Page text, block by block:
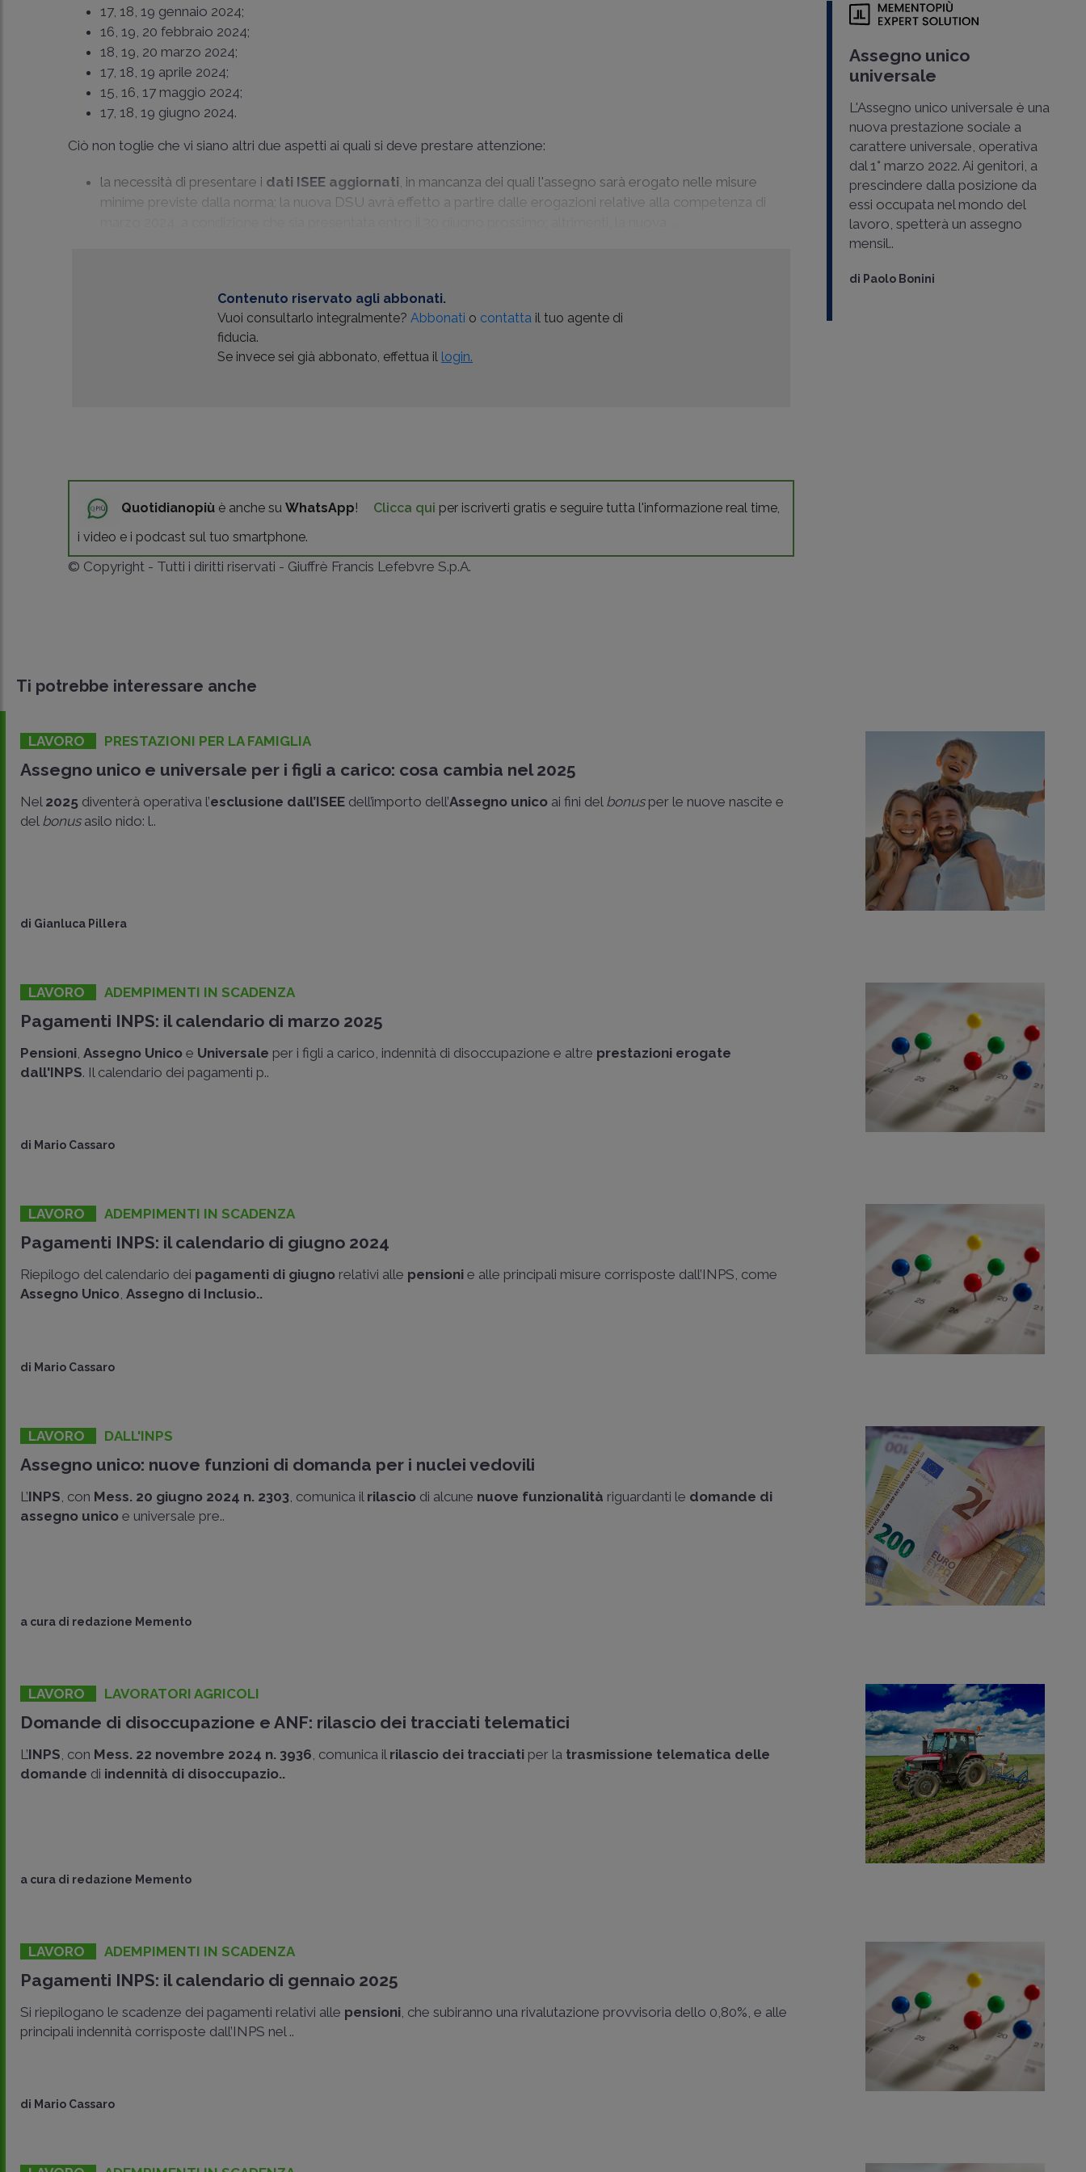
17, 18, 19 gennaio 2024;
16, 19, 20 febbraio 2024;
18, 19, 20 marzo 2024;
17, 18, 19 aprile 2024;
15, 16, 17 maggio 2024;
17, 18, 19 giugno 2024.
Ciò non toglie che vi siano altri due aspetti ai quali si deve prestare attenzione:
la necessità di presentare i dati ISEE aggiornati, in mancanza dei quali l'assegno sarà erogato nelle misure
minime previste dalla norma; la nuova DSU avrà effetto a partire dalle erogazioni relative alla competenza di
Contenuto riservato agli abbonati.
Vuoi consultarlo integralmente?Abbonati o contatta il tuo agente di
fiducia.
Se invece sei già abbonato, effettua il login.
Quotidianopiù è anche suWhatsApp! Clicca qui per iscriverti gratis e seguire tutta l'informazione real time,
i video e i podcast sul tuo smartphone.
© Copyright - Tutti i diritti riservati - Giuffrè Francis Lefebvre S.p.A.
Assegno unico
universale
L'Assegno unico universale è una
nuova prestazione sociale a
carattere universale, operativa
dal 1° marzo 2022. Ai genitori, a
prescindere dalla posizione da
essi occupata nel mondo del
lavoro, spetterà un assegno
mensil..
di Paolo Bonini
Ti potrebbe interessare anche
LAVORO PRESTAZIONI PER LA FAMIGLIA
Assegno unico e universale per i figli a carico: cosa cambia nel 2025
Nel 2025 diventerà operativa l’esclusione dall’ISEE dell’importo dell’Assegno unico ai fini del bonusper le nuove nascite e
del bonusasilo nido: l..
di Gianluca Pillera
LAVORO ADEMPIMENTI IN SCADENZA
Pagamenti INPS: il calendario di marzo 2025
Pensioni Assegno Unico e Universale per i figli a carico, indennità di disoccupazione e altre prestazioni erogate
dall'INPS. Il calendario dei pagamenti p..
di Mario Cassaro
LAVORO ADEMPIMENTI IN SCADENZA
Pagamenti INPS: il calendario di giugno 2024
Riepilogo del calendario dei pagamenti di giugno relativi alle pensioni e alle principali misure corrisposte dall’INPS, come
Assegno Unico, Assegno di Inclusio..
di Mario Cassaro
LAVORO DALL'INPS
Assegno unico: nuove funzioni di domanda per i nuclei vedovili
L’INPS , con Mess. 20 giugno 2024 n. 2303 , comunica il rilascio di alcune nuove funzionalità riguardanti le domande di
assegno unico e universale pre..
a cura di redazione Memento
LAVORO LAVORATORI AGRICOLI
Domande di disoccupazione e ANF: rilascio dei tracciati telematici
L’INPS , con Mess. 22 novembre 2024 n. 3936 , comunica il rilascio dei tracciati per la trasmissione telematica delle
domande di indennità di disoccupazio..
a cura di redazione Memento
LAVORO ADEMPIMENTI IN SCADENZA
Pagamenti INPS: il calendario di gennaio 2025
Si riepilogano le scadenze dei pagamenti relativi alle pensioni , che subiranno una rivalutazione provvisoria dello 0,80%, e alle
principali indennità corrisposte dall’INPS nel ..
di Mario Cassaro